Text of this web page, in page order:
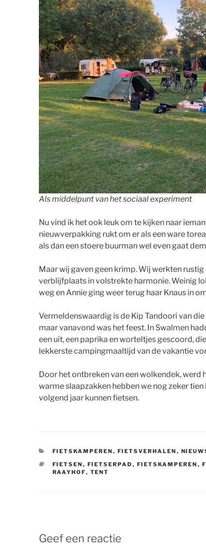
Als middelpunt van het sociaal experiment
Nu vind ik het ook leuk om te kijken naar
nieuwverpakking rukt om er als een ware
als dan een stoere buurman wel even gaat
Maar wij gaven geen krimp. Wij werkten
verblijfplaats in volstrekte harmonie. Weinig
weg en Annie ging weer terug haar Knaus in
Vermeldenswaardig is de Kip Tandoori van
maar vanavond was het feest. In Swalmen
een uit, een paprika en worteltjes gescoord,
lekkerste campingmaaltijd van de vakantie
Door het ontbreken van een wolkendek, werd
warme slaapzakken hebben we nog zeker
volgend jaar kunnen fietsen.
CATEGORIEËN
FIETSKAMPEREN , FIETSVERHALEN ,
TAGS
FIETSEN , FIETSERPAD , FIETSKAMPEREN ,
RAAYHOF, TENT
Geef een reactie